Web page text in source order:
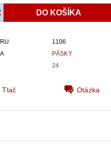
1106
PÁSKY
24
Tlač Otázka